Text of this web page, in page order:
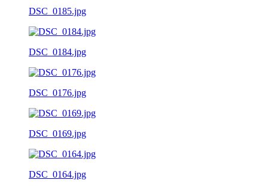
DSC_0185.jpg
DSC_0184.jpg
DSC_0176.jpg
DSC_0169.jpg
DSC_0164.jpg